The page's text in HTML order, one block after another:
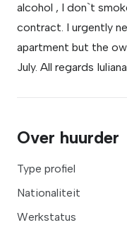
alcohol , I don`t
contract. I urgently
apartment but the
July. All regards
Over huurder
Type profiel
Nationaliteit
Werkstatus